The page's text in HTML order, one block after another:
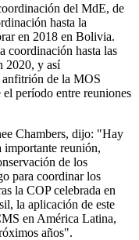
del MdE, de
hasta la
en 2018 en Bolivia.
coordinación hasta las
2020, y así
anfitrión de la MOS
período entre reuniones
Chambers, dijo: "Hay
importante reunión,
de los
para coordinar los
la COP celebrada en
la aplicación de este
en América Latina,
años".